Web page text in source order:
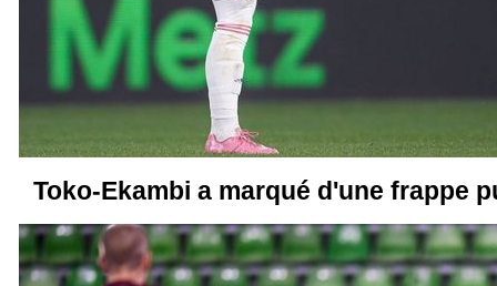
Toko-Ekambi a marqué d'une frappe